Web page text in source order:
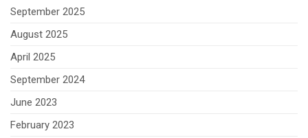
September 2025
August 2025
April 2025
September 2024
June 2023
February 2023